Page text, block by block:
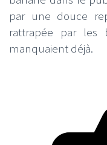
par une douce
rattrapée par les
manquaient déjà.